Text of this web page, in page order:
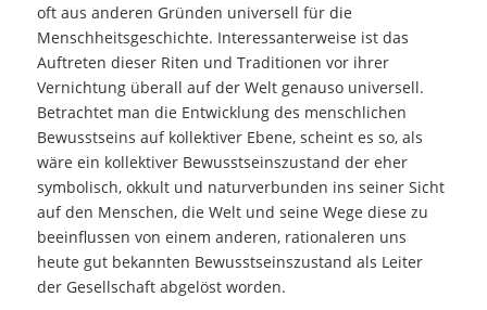
oft aus anderen Gründen universell für die
Menschheitsgeschichte. Interessanterweise ist das
Auftreten dieser Riten und Traditionen vor ihrer
Vernichtung überall auf der Welt genauso universell.
Betrachtet man die Entwicklung des menschlichen
Bewusstseins auf kollektiver Ebene, scheint es so, als
wäre ein kollektiver Bewusstseinszustand der eher
symbolisch, okkult und naturverbunden ins seiner Sicht
auf den Menschen, die Welt und seine Wege diese zu
beeinflussen von einem anderen, rationaleren uns
heute gut bekannten Bewusstseinszustand als Leiter
der Gesellschaft abgelöst worden.